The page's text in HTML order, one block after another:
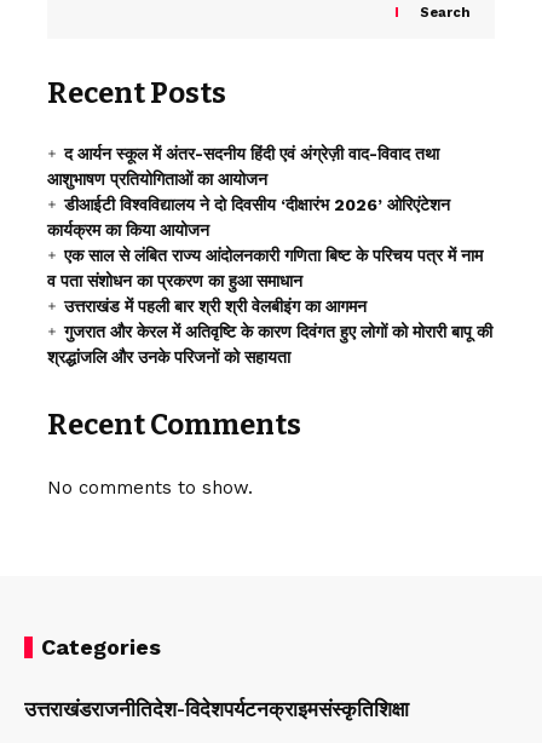
Search
Recent Posts
द आर्यन स्कूल में अंतर-सदनीय हिंदी एवं अंग्रेज़ी वाद-विवाद तथा
आशुभाषण प्रतियोगिताओं का आयोजन
डीआईटी विश्वविद्यालय ने दो दिवसीय ‘दीक्षारंभ 2026’ ओरिएंटेशन
कार्यक्रम का किया आयोजन
एक साल से लंबित राज्य आंदोलनकारी गणिता बिष्ट के परिचय पत्र में नाम
व पता संशोधन का प्रकरण का हुआ समाधान
उत्तराखंड में पहली बार श्री श्री वेलबीइंग का आगमन
गुजरात और केरल में अतिवृष्टि के कारण दिवंगत हुए लोगों को मोरारी बापू की
श्रद्धांजलि और उनके परिजनों को सहायता
Recent Comments
No comments to show.
Categories
उत्तराखंडराजनीतिदेश-विदेशपर्यटनक्राइमसंस्कृतिशिक्षा